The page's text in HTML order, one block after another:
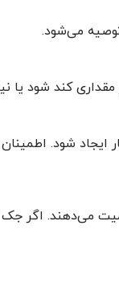
می‌شود.
کند شود یا
ایجاد شود.